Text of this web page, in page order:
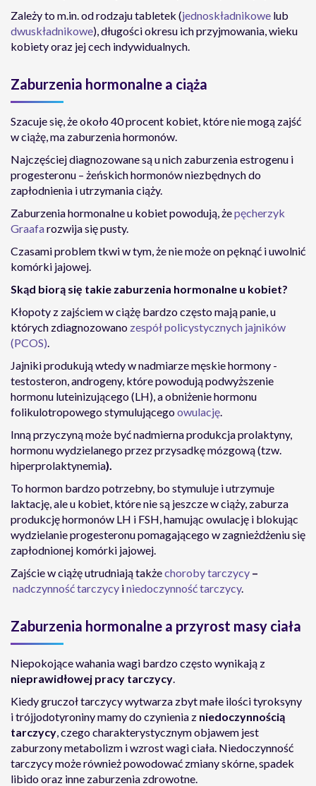
Zależy to m.in. od rodzaju tabletek (jednoskładnikowe lub
dwuskładnikowe), długości okresu ich przyjmowania, wieku
kobiety oraz jej cech indywidualnych.
Zaburzenia hormonalne a ciąża
Szacuje się, że około 40 procent kobiet, które nie mogą zajść
w ciążę, ma zaburzenia hormonów.
Najczęściej diagnozowane są u nich zaburzenia estrogenu i
progesteronu – żeńskich hormonów niezbędnych do
zapłodnienia i utrzymania ciąży.
Zaburzenia hormonalne u kobiet powodują, żepęcherzyk
Graafarozwija się pusty.
Czasami problem tkwi w tym, że nie może on pęknąć i uwolnić
komórki jajowej.
Skąd biorą się takie zaburzenia hormonalne u kobiet?
Kłopoty z zajściem w ciążę bardzo często mają panie, u
których zdiagnozowano zespół policystycznych jajników
(PCOS).
Jajniki produkują wtedy w nadmiarze męskie hormony -
testosteron, androgeny, które powodują podwyższenie
hormonu luteinizującego (LH), a obniżenie hormonu
folikulotropowego stymulującegoowulację.
Inną przyczyną może być nadmierna produkcja prolaktyny,
hormonu wydzielanego przez przysadkę mózgową (tzw.
hiperprolaktynemia).
To hormon bardzo potrzebny, bo stymuluje i utrzymuje
laktację, ale u kobiet, które nie są jeszcze w ciąży, zaburza
produkcję hormonów LH i FSH, hamując owulację i blokując
wydzielanie progesteronu pomagającego w zagnieżdżeniu się
zapłodnionej komórki jajowej.
Zajście w ciążę utrudniają takżechoroby tarczycy –
nadczynność tarczycy iniedoczynność tarczycy.
Zaburzenia hormonalne a przyrost masy ciała
Niepokojące wahania wagi bardzo często wynikają z
nieprawidłowej pracy tarczycy.
Kiedy gruczoł tarczycy wytwarza zbyt małe ilości tyroksyny
i trójjodotyroniny mamy do czynienia z niedoczynnością
tarczycy, czego charakterystycznym objawem jest
zaburzony metabolizm i wzrost wagi ciała. Niedoczynność
tarczycy może również powodować zmiany skórne, spadek
libido oraz inne zaburzenia zdrowotne.